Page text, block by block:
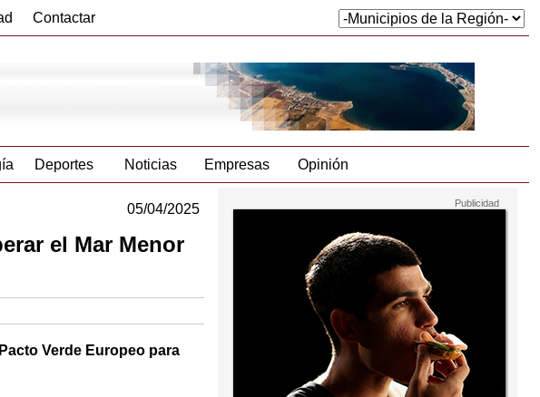
Contactar
Deportes Noticias Empresas Opinión
05/04/2025
el Mar Menor
Verde Europeo para